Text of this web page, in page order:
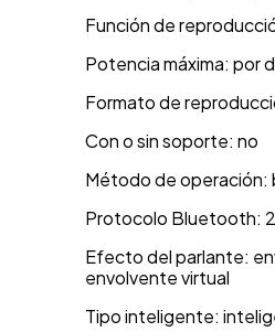
Función de
Potencia máxima: por
Formato de
Con o sin soporte: no
Método de operación:
Protocolo Bluetooth:
Efecto del parlante:
envolvente virtual
Tipo inteligente: